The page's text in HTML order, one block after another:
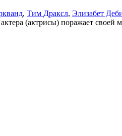
, Тим Драксл, Элизабет
(актрисы) поражает своей